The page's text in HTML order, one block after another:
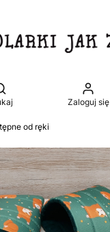
wyszukiwarkę
Zaloguj się
od ręki